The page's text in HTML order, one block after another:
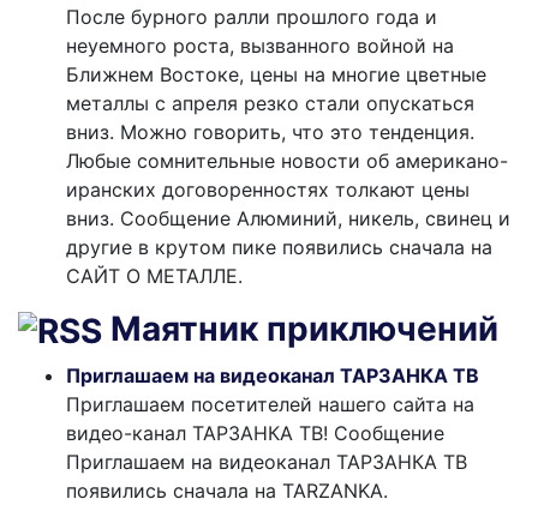
После бурного ралли прошлого года и
неуемного роста, вызванного войной на
Ближнем Востоке, цены на многие цветные
металлы с апреля резко стали опускаться
вниз. Можно говорить, что это тенденция.
Любые сомнительные новости об американо-
иранских договоренностях толкают цены
вниз. Сообщение Алюминий, никель, свинец и
другие в крутом пике появились сначала на
САЙТ О МЕТАЛЛЕ.
Маятник приключений
Приглашаем на видеоканал ТАРЗАНКА ТВ
Приглашаем посетителей нашего сайта на
видео-канал ТАРЗАНКА ТВ! Сообщение
Приглашаем на видеоканал ТАРЗАНКА ТВ
появились сначала на TARZANKA.